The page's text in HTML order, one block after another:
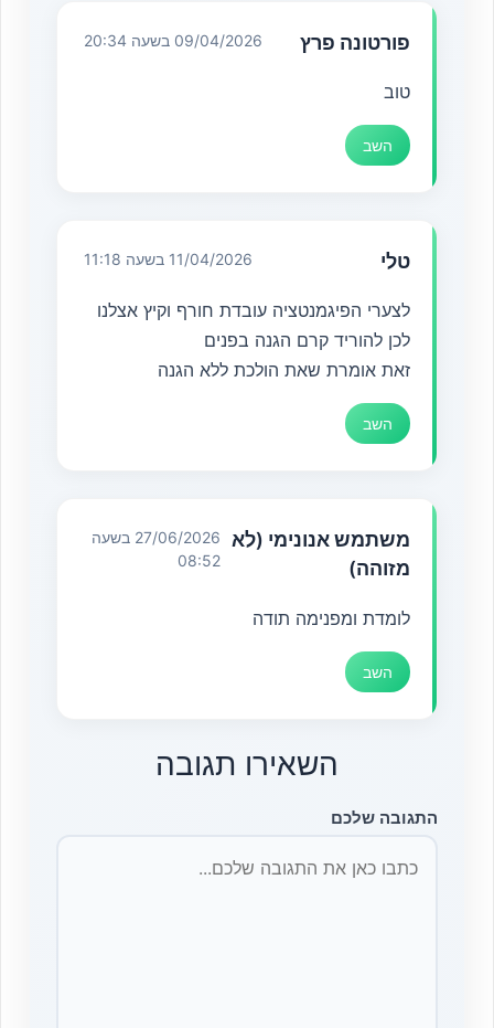
פורטונה פרץ 09/04/2026 בשעה 20:34
טוב
השב
טלי 11/04/2026 בשעה 11:18
לצערי הפיגמנטציה עובדת חורף וקיץ אצלנו
לכן להוריד קרם הגנה בפנים
זאת אומרת שאת הולכת ללא הגנה
השב
משתמש אנונימי (לא
מזוהה)
27/06/2026 בשעה
08:52
לומדת ומפנימה תודה
השב
השאירו תגובה
התגובה שלכם